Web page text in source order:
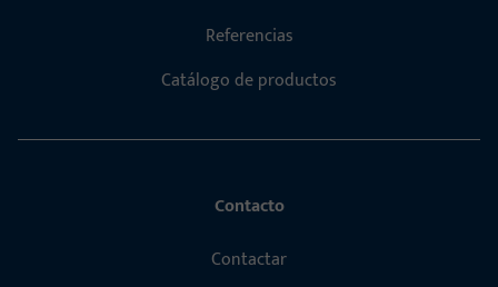
Referencias
Catálogo de productos
Contacto
Contactar